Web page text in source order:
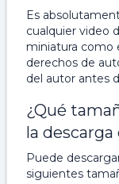
Es
cualquier video
miniatura como
derechos de
del autor antes
¿Qué
la
Puede
siguientes